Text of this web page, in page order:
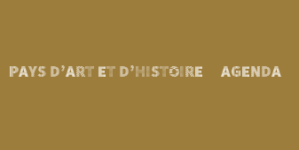
PAYS D’ART ET D’HISTOIRE AGENDA